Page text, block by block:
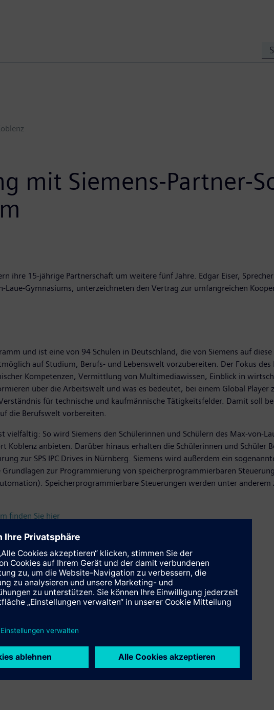
mit Siemens-Partner-
ihre 15-jährige Partnerschaft um weitere fünf Jahre. Edgar Eiser,
Gymnasiums, unterzeichneten den Vertrag zur umfangreichen
und ist eine von 94 Schulen in Deutschland, die von Siemens auf
auf Studium, Berufs- und Lebenswelt vorzubereiten. Der Fokus
Kompetenzen, Vermittlung von Multimediawissen, Einblick in
über die Arbeitswelt und was es bedeutet, bei einem Global Player
für technische und kaufmännische Tätigkeitsfelder. Damit soll
die Berufswelt vorbereiten.
vielfältig: So wird Siemens den Schülerinnen und Schülern des Max-von-
anbieten. Darüber hinaus erhalten die Schülerinnen und Schüler
zur SPS IPC Drives in Nürnberg. Siemens wird außerdem ein
zur Programmierung von speicherprogrammierbaren
Speicherprogrammierbare Steuerungen werden unter
finden Sie hier
Max-von-Laue-Gymnasium